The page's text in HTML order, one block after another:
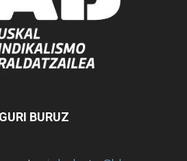
GURI BURUZ